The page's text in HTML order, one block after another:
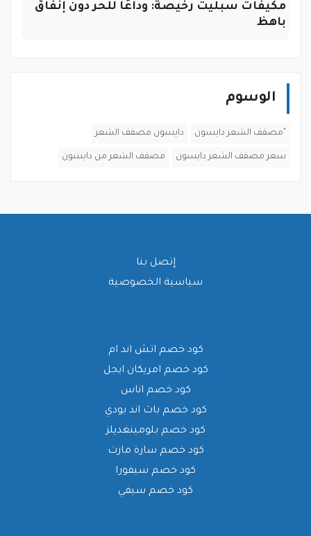
مكيفات سبليت رخيصة: وداعًا للحر دون إنفاق
باهظ
الوسوم
"مصفف الشعر دايسون دايسون مصفف الشعر
سعر مصفف الشعر دايسون مصفف الشعر من دايسون
إتصل بنا
سياسية الخصوصية
كود خصم اتش اند ام
كود خصم امريكان ايجل
كود خصم اناس
كود خصم باث اند بودي
كود خصم بلومينغديلز
كود خصم سارة مارت
كود خصم سيفورا
كود خصم سيفي